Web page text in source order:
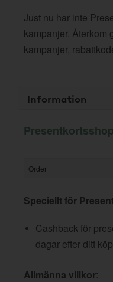
Just nu har inte
kampanjer. Återkom
kampanjer,
Information
Order
Speciellt för
Cashback för
dagar efter ditt köp
Allmänna villkor: